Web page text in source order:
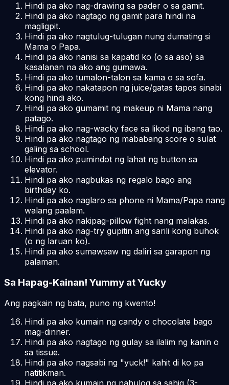
Hindi pa ako nag-drawing sa pader o sa gamit.
Hindi pa ako nagtago ng gamit para hindi na
magligpit.
Hindi pa ako nagtulug-tulugan nung dumating si
Mama o Papa.
Hindi pa ako nanisi sa kapatid ko (o sa aso) sa
kasalanan na ako ang gumawa.
Hindi pa ako tumalon-talon sa kama o sa sofa.
Hindi pa ako nakatapon ng juice/gatas tapos sinabi
kong hindi ako.
Hindi pa ako gumamit ng makeup ni Mama nang
patago.
Hindi pa ako nag-wacky face sa likod ng ibang tao.
Hindi pa ako nagtago ng mababang score o sulat
galing sa school.
Hindi pa ako pumindot ng lahat ng button sa
elevator.
Hindi pa ako nagbukas ng regalo bago ang
birthday ko.
Hindi pa ako naglaro sa phone ni Mama/Papa nang
walang paalam.
Hindi pa ako nakipag-pillow fight nang malakas.
Hindi pa ako nag-try gupitin ang sarili kong buhok
(o ng laruan ko).
Hindi pa ako sumawsaw ng daliri sa garapon ng
palaman.
Sa Hapag-Kainan! Yummy at Yucky
Ang pagkain ng bata, puno ng kwento!
Hindi pa ako kumain ng candy o chocolate bago
mag-dinner.
Hindi pa ako nagtago ng gulay sa ilalim ng kanin o
sa tissue.
Hindi pa ako nagsabi ng "yuck!" kahit di ko pa
natitikman.
Hindi pa ako kumain ng nahulog sa sahig (3-